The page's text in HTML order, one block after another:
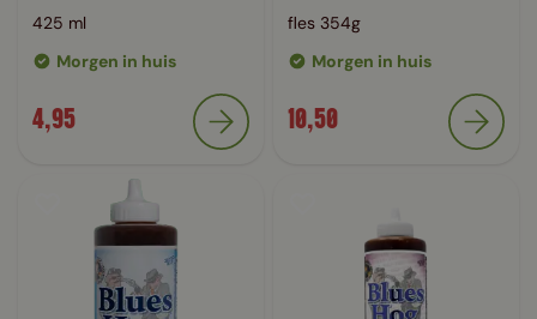
425 ml
Morgen in huis
4,95
fles 354g
Morgen in huis
10,50